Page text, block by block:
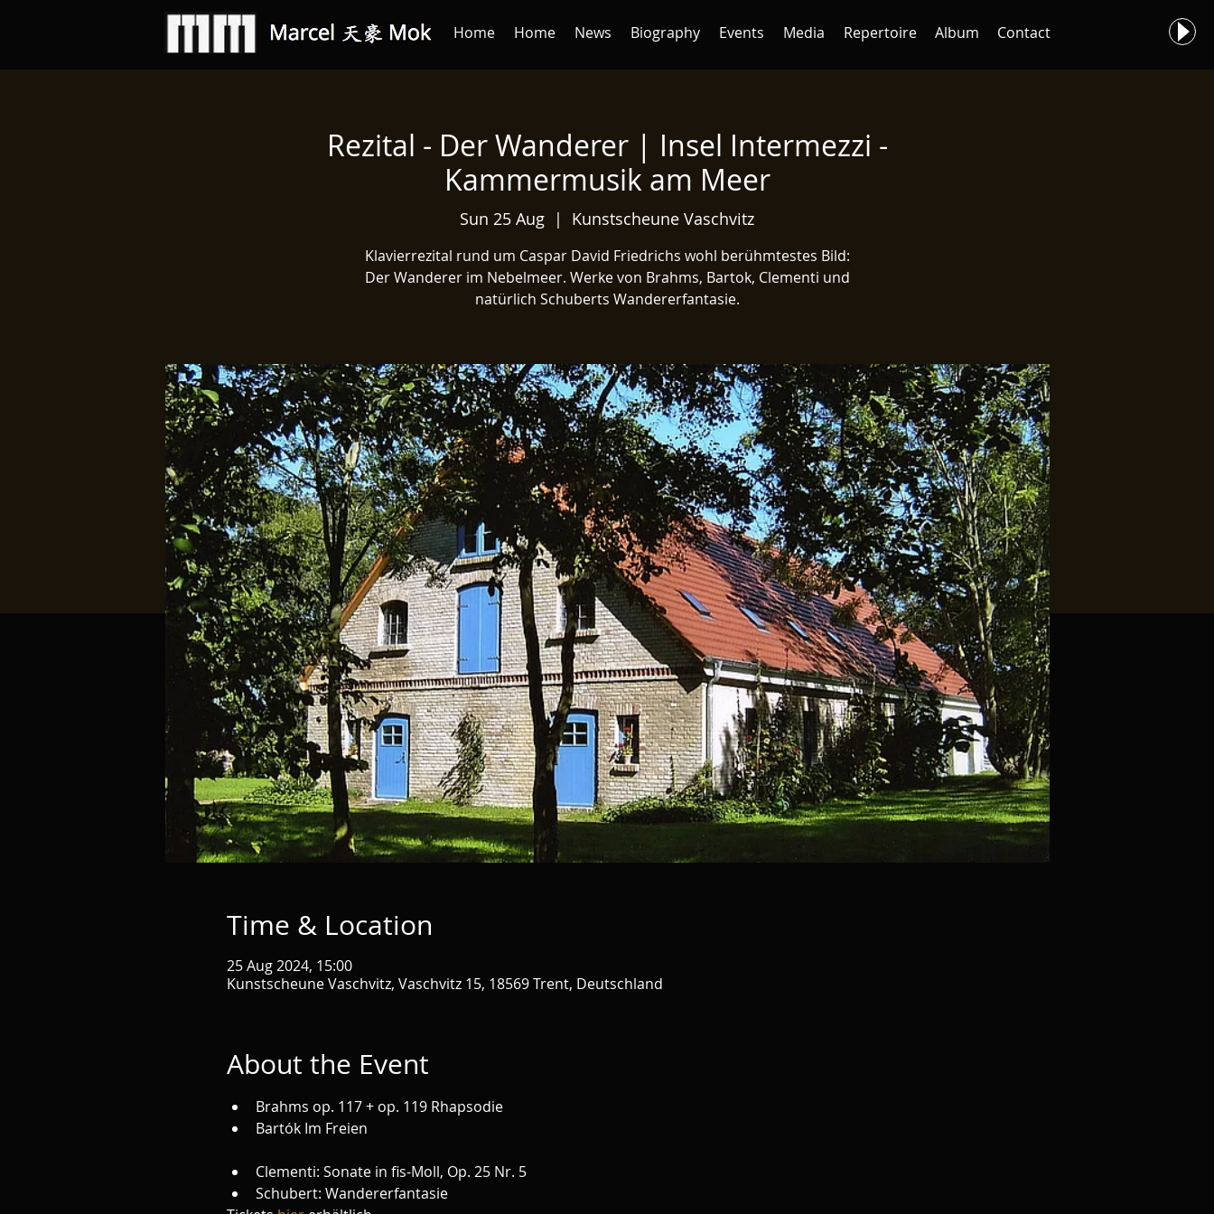
Home Home News Biography Events Media Repertoire Album Contact
Rezital - Der Wanderer | Insel Intermezzi -
Kammermusik am Meer
Sun 25 Aug
  |
Kunstscheune Vaschvitz
Klavierrezital rund um Caspar David Friedrichs wohl berühmtestes Bild:
Der Wanderer im Nebelmeer. Werke von Brahms, Bartok, Clementi und
Time & Location
25 Aug 2024, 15:00
Kunstscheune Vaschvitz, Vaschvitz 15, 18569 Trent, Deutschland
About the Event
Brahms op. 117 + op. 119 Rhapsodie
Bartók Im Freien
Clementi: Sonate in fis-Moll, Op. 25 Nr. 5
Schubert: Wandererfantasie